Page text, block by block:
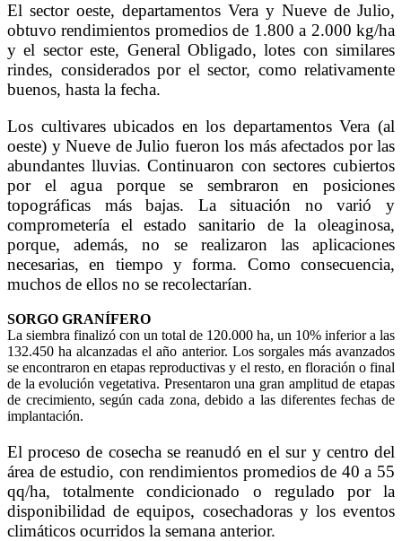
El sector oeste, departamentos Vera y Nueve de Julio,
obtuvo rendimientos promedios de 1.800 a 2.000 kg/ha
y el sector este, General Obligado, lotes con similares
rindes, considerados por el sector, como relativamente
buenos, hasta la fecha.
Los cultivares ubicados en los departamentos Vera (al
oeste) y Nueve de Julio fueron los más afectados por las
abundantes lluvias. Continuaron con sectores cubiertos
por el agua porque se sembraron en posiciones
topográficas más bajas. La situación no varió y
comprometería el estado sanitario de la oleaginosa,
porque, además, no se realizaron las aplicaciones
necesarias, en tiempo y forma. Como consecuencia,
muchos de ellos no se recolectarían.
SORGO GRANÍFERO
La siembra finalizó con un total de 120.000 ha, un 10% inferior a las
132.450 ha alcanzadas el año anterior. Los sorgales más avanzados
se encontraron en etapas reproductivas y el resto, en floración o final
de la evolución vegetativa. Presentaron una gran amplitud de etapas
de crecimiento, según cada zona, debido a las diferentes fechas de
implantación.
El proceso de cosecha se reanudó en el sur y centro del
área de estudio, con rendimientos promedios de 40 a 55
qq/ha, totalmente condicionado o regulado por la
disponibilidad de equipos, cosechadoras y los eventos
climáticos ocurridos la semana anterior.